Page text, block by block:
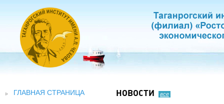
ГЛАВНАЯ СТРАНИЦА
НОВОСТИ все